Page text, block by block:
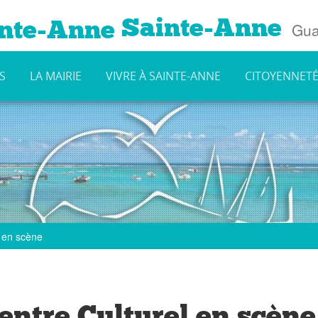
Sainte-Anne
LA MAIRIE VIVRE À SAINTE-ANNE CITOYENNETÉ
scène